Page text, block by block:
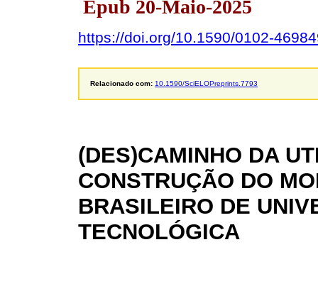
Epub 20-Maio-2025
https://doi.org/10.1590/0102-
Relacionado com: 10.1590/SciELOPreprints.7793
(DES)CAMINHO DA
CONSTRUÇÃO DO
BRASILEIRO DE
TECNOLÓGICA